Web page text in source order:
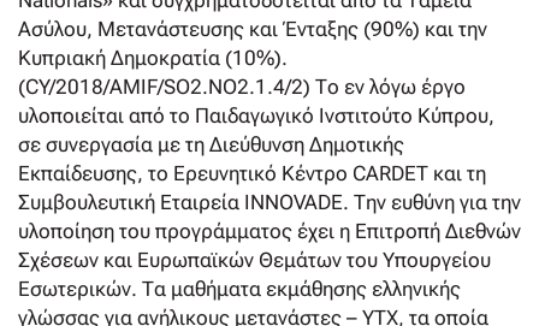
Ασύλου, Μετανάστευσης και Ένταξης (90%) και την
Κυπριακή Δημοκρατία (10%).
(CY/2018/AMIF/SO2.NO2.1.4/2) Το εν λόγω έργο
υλοποιείται από το Παιδαγωγικό Ινστιτούτο Κύπρου,
σε συνεργασία με τη Διεύθυνση Δημοτικής
Εκπαίδευσης, το Ερευνητικό Κέντρο CARDET και τη
Συμβουλευτική Εταιρεία INNOVADE. Την ευθύνη για την
υλοποίηση του προγράμματος έχει η Επιτροπή Διεθνών
Σχέσεων και Ευρωπαϊκών Θεμάτων του Υπουργείου
Εσωτερικών. Τα μαθήματα εκμάθησης ελληνικής
γλώσσας για ανήλικους μετανάστες – ΥΤΧ, τα οποία